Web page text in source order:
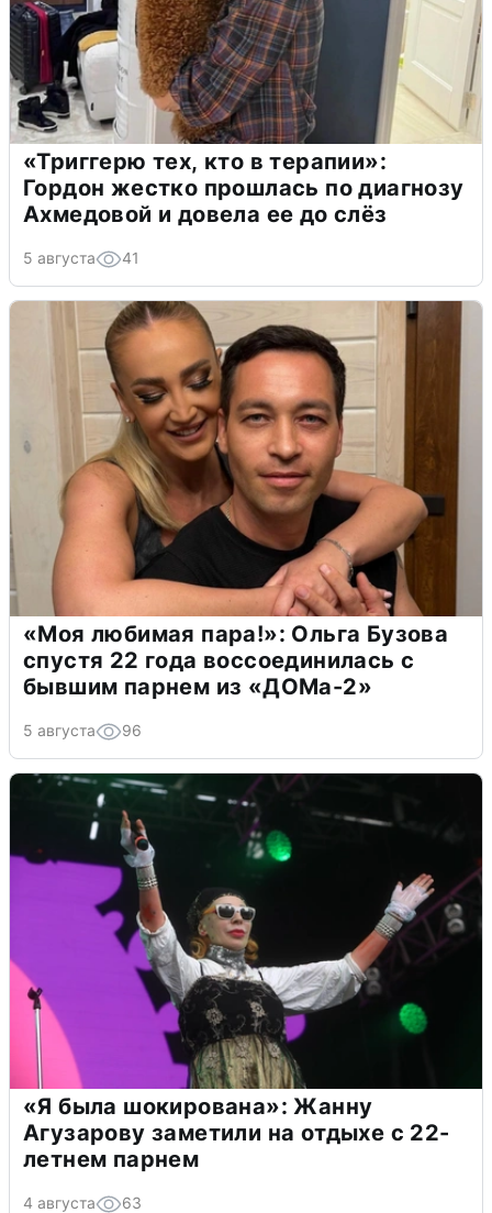
«Триггерю тех, кто в терапии»:
Гордон жестко прошлась по диагнозу
Ахмедовой и довела ее до слёз
5 августа 41
«Моя любимая пара!»: Ольга Бузова
спустя 22 года воссоединилась с
бывшим парнем из «ДОМа-2»
5 августа 96
«Я была шокирована»: Жанну
Агузарову заметили на отдыхе с 22-
летнем парнем
4 августа 63